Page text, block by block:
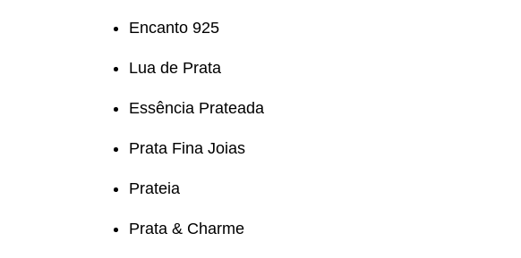
Encanto 925
Lua de Prata
Essência Prateada
Prata Fina Joias
Prateia
Prata & Charme